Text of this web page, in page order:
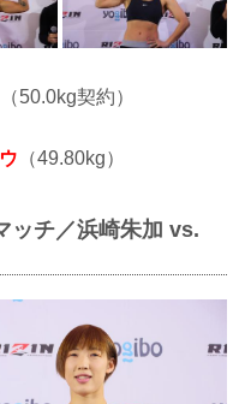
50.0kg契約）
（49.80kg）
ッチ／浜崎朱加 vs.